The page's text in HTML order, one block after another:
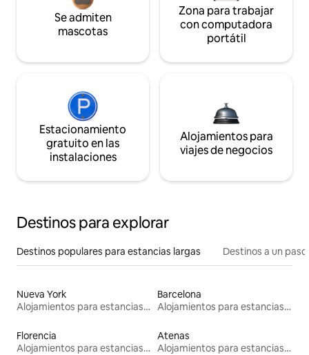
Se admiten
mascotas
Zona para trabajar
con computadora
portátil
Estacionamiento
gratuito en las
instalaciones
Alojamientos para
viajes de negocios
Destinos para explorar
Destinos populares para estancias largas Destinos a un
Nueva York
Alojamientos para estancias largas
Barcelona
Alojamientos para estancias largas
Florencia
Alojamientos para estancias largas
Atenas
Alojamientos para estancias largas